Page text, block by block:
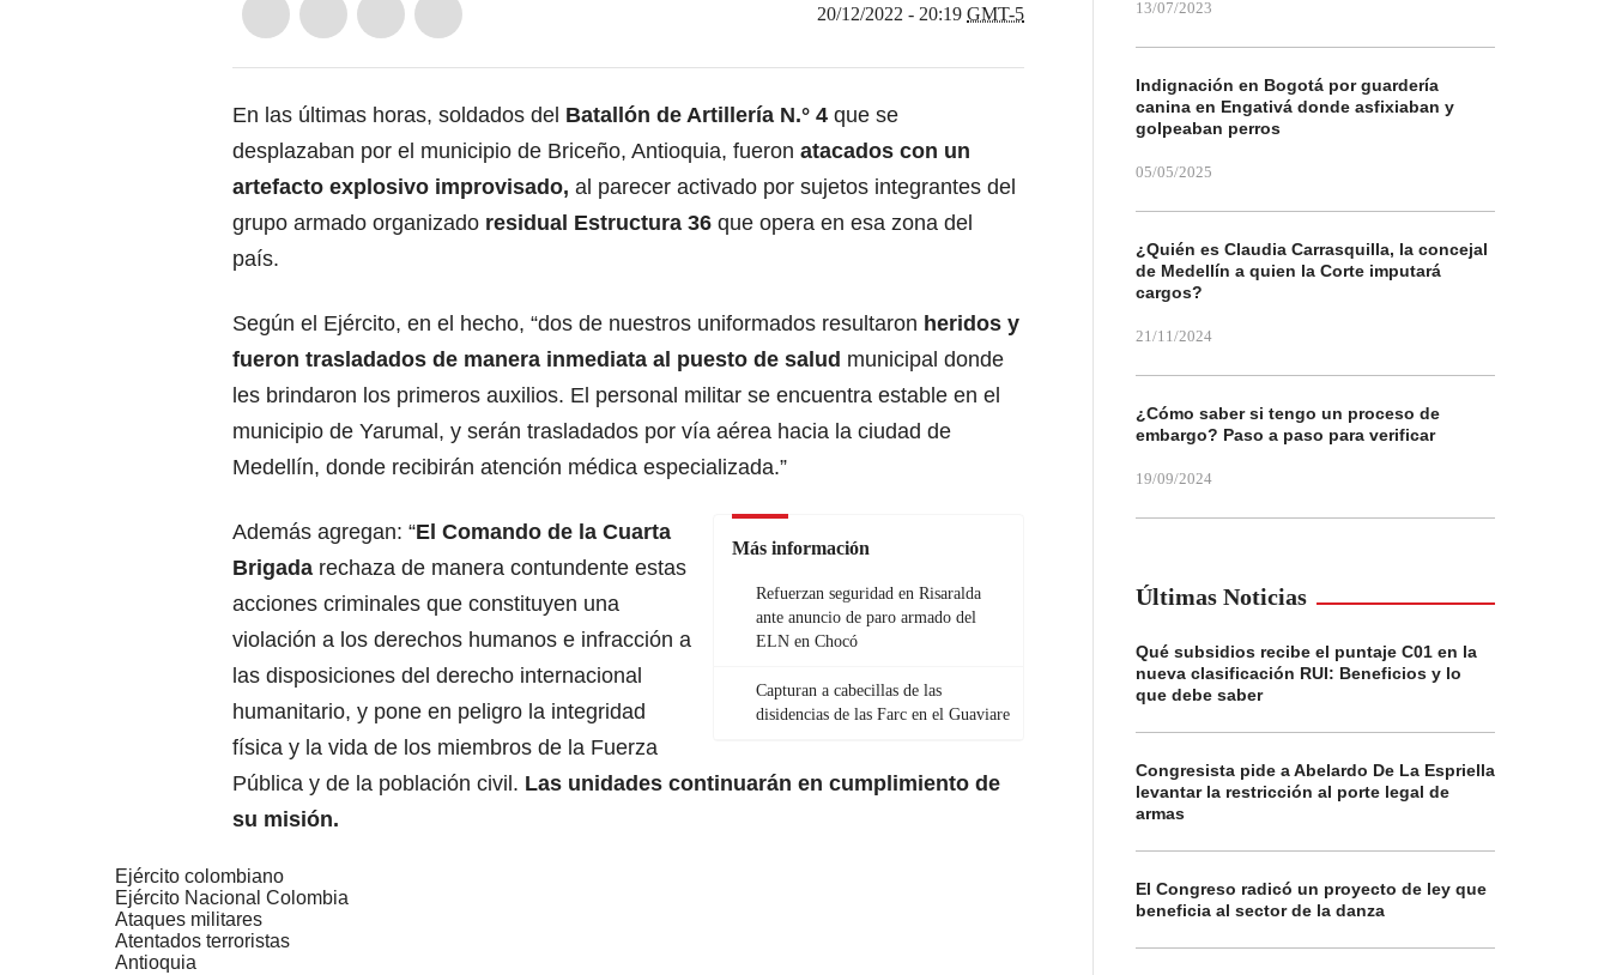
20/12/2022 - 20:19 GMT-5
En las últimas horas, soldados del Batallón de Artillería N.° 4 que se
desplazaban por el municipio de Briceño, Antioquia, fueron atacados con un
artefacto explosivo improvisado, al parecer activado por sujetos integrantes del
grupo armado organizado residual Estructura 36 que opera en esa zona del
país.
Según el Ejército, en el hecho, “dos de nuestros uniformados resultaron heridos y
fueron trasladados de manera inmediata al puesto de salud municipal donde
les brindaron los primeros auxilios. El personal militar se encuentra estable en el
municipio de Yarumal, y serán trasladados por vía aérea hacia la ciudad de
Medellín, donde recibirán atención médica especializada.”
Más información
Refuerzan seguridad en Risaralda
ante anuncio de paro armado del
ELN en Chocó
Capturan a cabecillas de las
disidencias de las Farc en el Guaviare
Además agregan: “El Comando de la Cuarta
Brigada rechaza de manera contundente estas
acciones criminales que constituyen una
violación a los derechos humanos e infracción a
las disposiciones del derecho internacional
humanitario, y pone en peligro la integridad
física y la vida de los miembros de la Fuerza
Pública y de la población civil. Las unidades continuarán en cumplimiento de
su misión.
Ejército colombiano
Ejército Nacional Colombia
Ataques militares
Atentados terroristas
Antioquia
13/07/2023
Indignación en Bogotá por guardería
canina en Engativá donde asfixiaban y
golpeaban perros
05/05/2025
¿Quién es Claudia Carrasquilla, la concejal
de Medellín a quien la Corte imputará
cargos?
21/11/2024
¿Cómo saber si tengo un proceso de
embargo? Paso a paso para verificar
19/09/2024
Últimas Noticias
Qué subsidios recibe el puntaje C01 en la
nueva clasificación RUI: Beneficios y lo
que debe saber
Congresista pide a Abelardo De La Espriella
levantar la restricción al porte legal de
armas
El Congreso radicó un proyecto de ley que
beneficia al sector de la danza